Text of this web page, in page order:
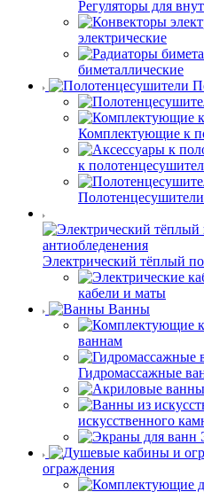
Регуляторы для
электрические
биметаллические
Комплектующие к
к
Электрический тёплый
кабели и маты
Ванны
ваннам
Гидромассажные
искусственного
ограждения